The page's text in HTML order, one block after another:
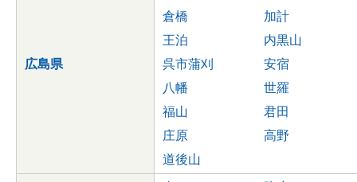
広島県
倉橋
加計
王泊
内黒山
呉市蒲刈
安宿
八幡
世羅
福山
君田
庄原
高野
道後山